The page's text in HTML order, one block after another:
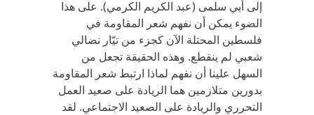
إلى أبي سلمى (عبد الكريم الكرمي). على هذا
الضوء يمكن أن نفهم شعر المقاومة في
فلسطين المحتلة الآن كجزء من تيّار نضالي
شعبي لم ينقطع. وهذه الحقيقة تجعل من
السهل علينا أن نفهم لماذا ارتبط شعر المقاومة
بدورين متلازمين هما الريادة على صعيد العمل
التحرري والريادة على الصعيد الاجتماعي. لقد